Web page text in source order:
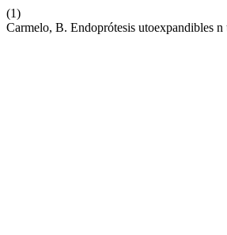
(1)
Carmelo, B. Endoprótesis utoexpandibles